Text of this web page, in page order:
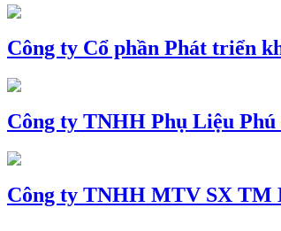
Công ty Cổ phần Phát triển
Công ty TNHH Phụ Liệu Phú
Công ty TNHH MTV SX TM